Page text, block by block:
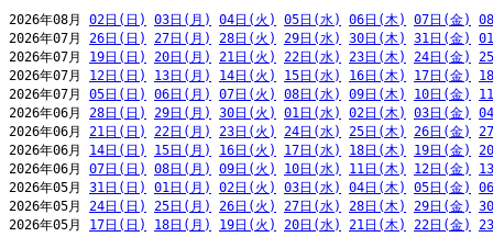
2026年08月 02日(日) 03日(月) 04日(火) 05日(水) 06日(木) 07日(金)
2026年07月 26日(日) 27日(月) 28日(火) 29日(水) 30日(木) 31日(金)
2026年07月 19日(日) 20日(月) 21日(火) 22日(水) 23日(木) 24日(金)
2026年07月 12日(日) 13日(月) 14日(火) 15日(水) 16日(木) 17日(金)
2026年07月 05日(日) 06日(月) 07日(火) 08日(水) 09日(木) 10日(金)
2026年06月 28日(日) 29日(月) 30日(火) 01日(水) 02日(木) 03日(金)
2026年06月 21日(日) 22日(月) 23日(火) 24日(水) 25日(木) 26日(金)
2026年06月 14日(日) 15日(月) 16日(火) 17日(水) 18日(木) 19日(金)
2026年06月 07日(日) 08日(月) 09日(火) 10日(水) 11日(木) 12日(金)
2026年05月 31日(日) 01日(月) 02日(火) 03日(水) 04日(木) 05日(金)
2026年05月 24日(日) 25日(月) 26日(火) 27日(水) 28日(木) 29日(金)
2026年05月 17日(日) 18日(月) 19日(火) 20日(水) 21日(木) 22日(金)